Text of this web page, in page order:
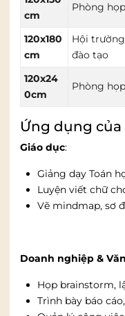
cm
Phòng
120x180
cm
Hội
đào tạo
120x24
0cm
Phòng
Ứng dụng
Giáo dục:
Giảng dạy Toán
Luyện viết chữ
Vẽ mindmap, sơ
Doanh nghiệp &
Họp brainstorm,
Trình bày báo